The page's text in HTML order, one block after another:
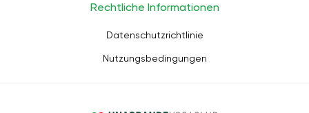
Rechtliche Informationen
Datenschutzrichtlinie
Nutzungsbedingungen